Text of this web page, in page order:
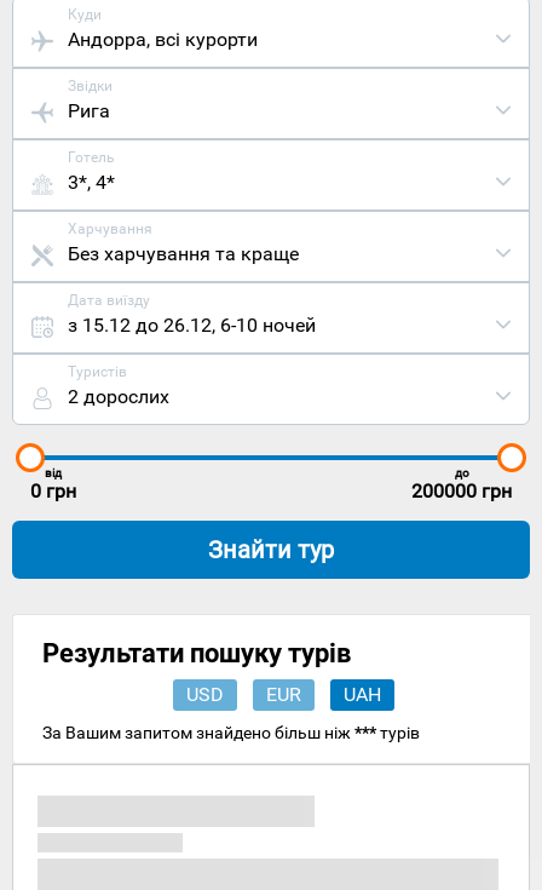
Куди
Андорра, всі курорти
Звідки
Рига
Готель
3*, 4*
Харчування
Без харчування та краще
Дата виїзду
з 15.12 до 26.12, 6-10 ночей
Туристів
2 дорослих
від
0 грн
до
200000 грн
Знайти тур
Результати пошуку турів
USD EUR UAH
За Вашим запитом знайдено більш ніж ***турів